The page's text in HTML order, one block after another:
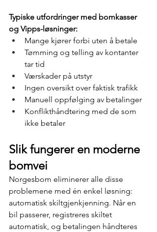
Typiske utfordringer med bomkasser
og Vipps-løsninger:
Mange kjører forbi uten å betale
Tømming og telling av kontanter
tar tid
Værskader på utstyr
Ingen oversikt over faktisk trafikk
Manuell oppfølging av betalinger
Konflikthåndtering med de som
ikke betaler
Slik fungerer en moderne
bomvei
Norgesbom eliminerer alle disse
problemene med én enkel løsning:
automatisk skiltgjenkjenning. Når en
bil passerer, registreres skiltet
automatisk, og betalingen håndteres